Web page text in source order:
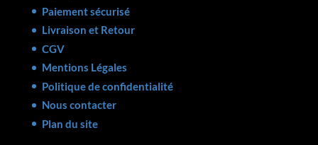
Paiement sécurisé
Livraison et Retour
CGV
Mentions Légales
Politique de confidentialité
Nous contacter
Plan du site